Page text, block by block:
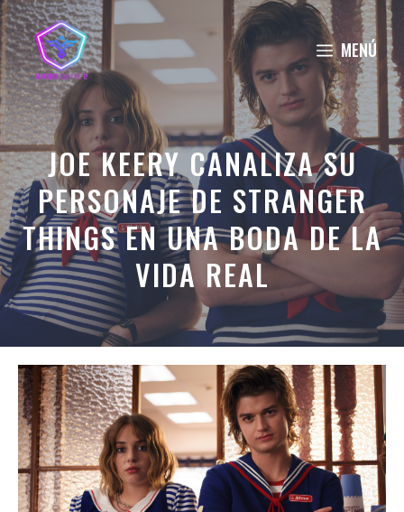
Saltar
al
contenido
MENÚ
JOE KEERY CANALIZA SU
PERSONAJE DE STRANGER
THINGS EN UNA BODA DE LA
VIDA REAL